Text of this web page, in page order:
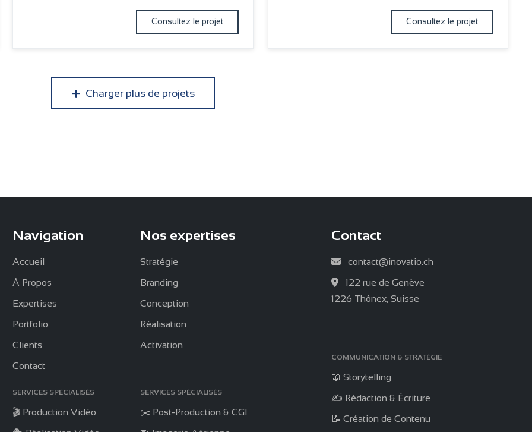
Consultez le projet Consultez le projet
Charger plus de projets
Navigation
Accueil
À Propos
Expertises
Portfolio
Clients
Contact
SERVICES SPÉCIALISÉS
🎬 Production Vidéo
Nos expertises
Stratégie
Branding
Conception
Réalisation
Activation
SERVICES SPÉCIALISÉS
✂️ Post-Production & CGI
Contact
contact@inovatio.ch
122 rue de Genève
1226 Thônex, Suisse
COMMUNICATION & STRATÉGIE
📖 Storytelling
✍️ Rédaction & Écriture
📝 Création de Contenu